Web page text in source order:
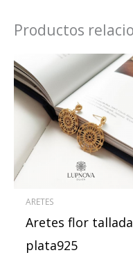
Productos
ARETES
Aretes flor tallada
plata925